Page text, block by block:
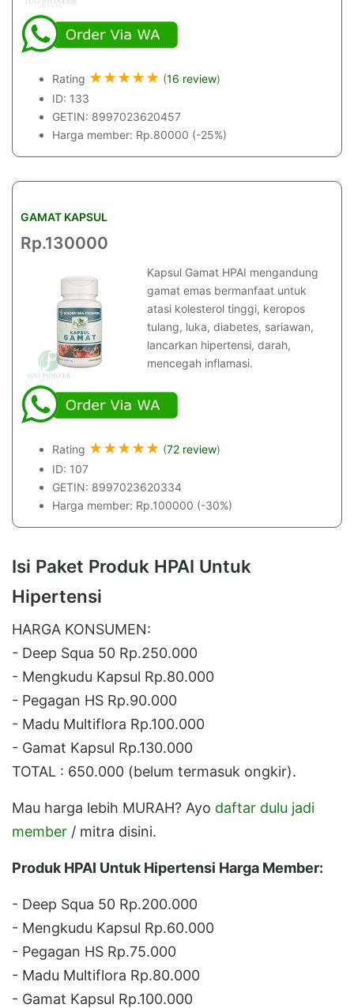
Rating ★★★★★ (16 review)
ID: 133
GETIN: 8997023620457
Harga member: Rp.80000 (-25%)
GAMAT KAPSUL
Rp.130000
Kapsul Gamat HPAI mengandung
gamat emas bermanfaat untuk
atasi kolesterol tinggi, keropos
tulang, luka, diabetes, sariawan,
lancarkan hipertensi, darah,
mencegah inflamasi.
Rating ★★★★★ (72 review)
ID: 107
GETIN: 8997023620334
Harga member: Rp.100000 (-30%)
Isi Paket Produk HPAI Untuk
Hipertensi
HARGA KONSUMEN:
- Deep Squa 50 Rp.250.000
- Mengkudu Kapsul Rp.80.000
- Pegagan HS Rp.90.000
- Madu Multiflora Rp.100.000
- Gamat Kapsul Rp.130.000
TOTAL : 650.000 (belum termasuk ongkir).
Mau harga lebih MURAH? Ayo daftar dulu jadi
member / mitra disini.
Produk HPAI Untuk Hipertensi Harga Member:
- Deep Squa 50 Rp.200.000
- Mengkudu Kapsul Rp.60.000
- Pegagan HS Rp.75.000
- Madu Multiflora Rp.80.000
- Gamat Kapsul Rp.100.000